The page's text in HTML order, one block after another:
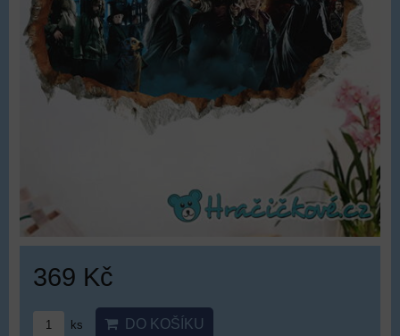
369 Kč
ks DO KOŠÍKU